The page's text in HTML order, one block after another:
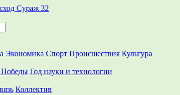
Экономика Спорт Происшествия Культура
Победы Год науки и технологии
Коллектив